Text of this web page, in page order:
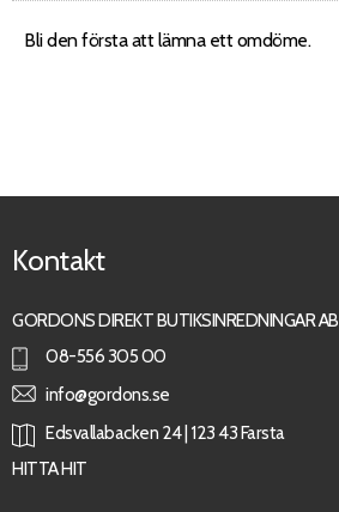
Bli den första att lämna ett omdöme.
Kontakt
GORDONS DIREKT BUTIKSINREDNINGAR AB
08-556 305 00
info@gordons.se
Edsvallabacken 24 | 123 43 Farsta
HITTA HIT